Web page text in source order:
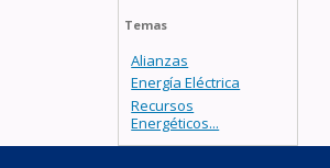
Temas
Alianzas
Energía Eléctrica
Recursos
Energéticos...